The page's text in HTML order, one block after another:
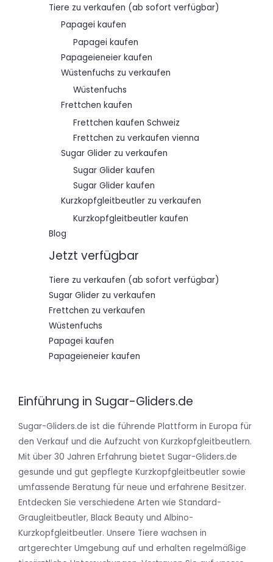
Tiere zu verkaufen (ab sofort verfügbar)
Papagei kaufen
Papagei kaufen
Papageieneier kaufen
Wüstenfuchs zu verkaufen
Wüstenfuchs
Frettchen kaufen
Frettchen kaufen Schweiz
Frettchen zu verkaufen vienna
Sugar Glider zu verkaufen
Sugar Glider kaufen
Sugar Glider kaufen
Kurzkopfgleitbeutler zu verkaufen
Kurzkopfgleitbeutler kaufen
Blog
Jetzt verfügbar
Tiere zu verkaufen (ab sofort verfügbar)
Sugar Glider zu verkaufen
Frettchen zu verkaufen
Wüstenfuchs
Papagei kaufen
Papageieneier kaufen
Einführung in Sugar-Gliders.de
Sugar-Gliders.de ist die führende Plattform in Europa für
den Verkauf und die Aufzucht von Kurzkopfgleitbeutlern.
Mit über 30 Jahren Erfahrung bietet Sugar-Gliders.de
gesunde und gut gepflegte Kurzkopfgleitbeutler sowie
umfassende Beratung für neue und erfahrene Besitzer.
Entdecken Sie verschiedene Arten wie Standard-
Graugleitbeutler, Black Beauty und Albino-
Kurzkopfgleitbeutler. Unsere Tiere wachsen in
artgerechter Umgebung auf und erhalten regelmäßige